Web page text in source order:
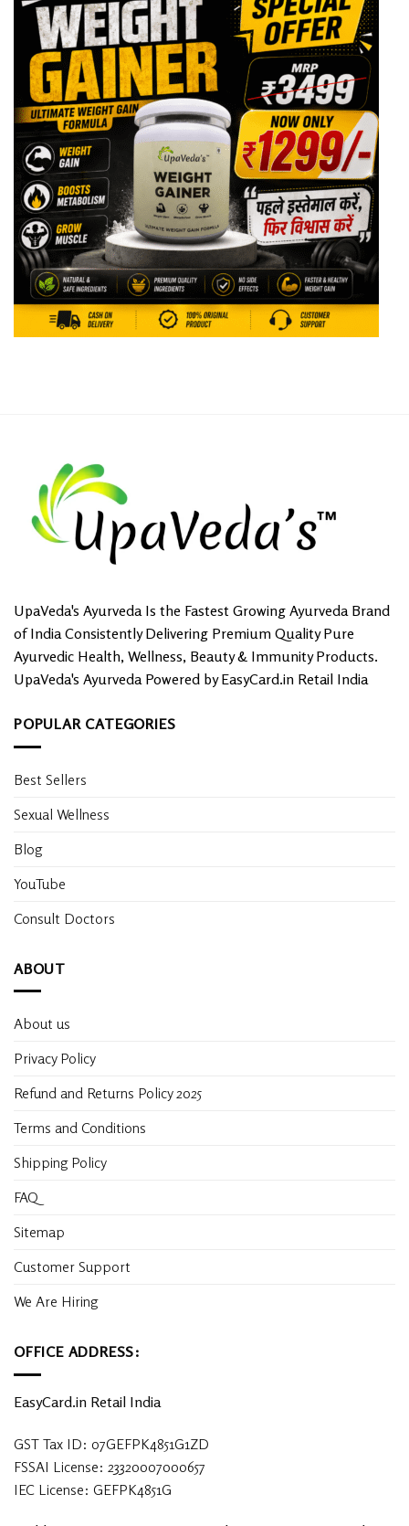
UpaVeda's Ayurveda Is the Fastest Growing Ayurveda Brand
of India Consistently Delivering Premium Quality Pure
Ayurvedic Health, Wellness, Beauty & Immunity Products.
UpaVeda's Ayurveda Powered by EasyCard.in Retail India
POPULAR CATEGORIES
Best Sellers
Sexual Wellness
Blog
YouTube
Consult Doctors
ABOUT
About us
Privacy Policy
Refund and Returns Policy 2025
Terms and Conditions
Shipping Policy
FAQ
Sitemap
Customer Support
We Are Hiring
OFFICE ADDRESS:
EasyCard.in Retail India
GST Tax ID: 07GEFPK4851G1ZD
FSSAI License: 23320007000657
IEC License: GEFPK4851G